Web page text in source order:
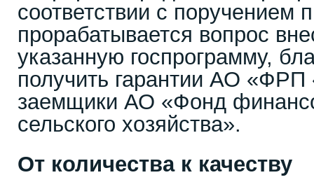
соответствии с поручением
прорабатывается вопрос
указанную госпрограмму,
получить гарантии АО
заемщики АО «Фонд
сельского хозяйства».
От количества к качеству